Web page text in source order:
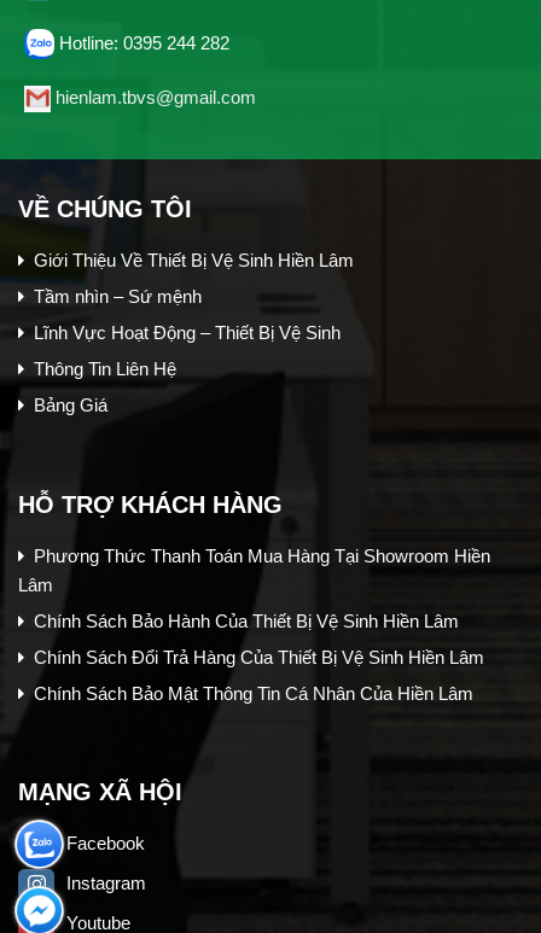
Hotline: 0395 244 282
hienlam.tbvs@gmail.com
VỀ CHÚNG TÔI
Giới Thiệu Về Thiết Bị Vệ Sinh Hiền Lâm
Tầm nhìn – Sứ mệnh
Lĩnh Vực Hoạt Động – Thiết Bị Vệ Sinh
Thông Tin Liên Hệ
Bảng Giá
HỖ TRỢ KHÁCH HÀNG
Phương Thức Thanh Toán Mua Hàng Tại Showroom Hiền
Lâm
Chính Sách Bảo Hành Của Thiết Bị Vệ Sinh Hiền Lâm
Chính Sách Đổi Trả Hàng Của Thiết Bị Vệ Sinh Hiền Lâm
Chính Sách Bảo Mật Thông Tin Cá Nhân Của Hiền Lâm
MẠNG XÃ HỘI
Facebook
Instagram
Youtube